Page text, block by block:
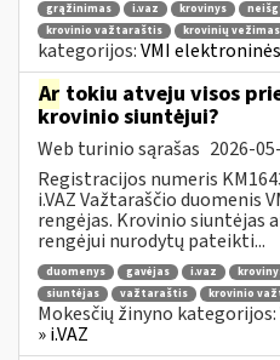
grąžinimas i.vaz krovinys
krovinio važtaraštis
krovinių vežimas
kategorijos:VMI
Ar tokiu atveju visos
krovinio siuntėjui?
Web turinio sąrašas 2026-
Registracijos numeris
i.VAZ Važtaraščio duomenis
rengėjas. Krovinio siuntėjas
rengėjui nurodytų pateikti...
duomenys gavėjas i.vaz
siuntėjas
važtaraštis krovinio
Mokesčių žinyno kategorijos:
» i.VAZ